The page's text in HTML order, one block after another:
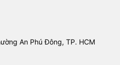
An Phú Đông, TP. HCM